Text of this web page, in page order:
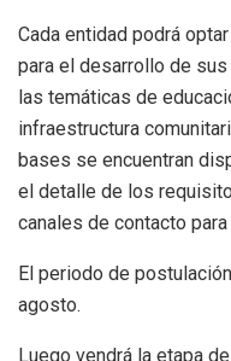
Cada entidad podrá
para el desarrollo de
las temáticas de
infraestructura
bases se encuentran
el detalle de los
canales de contacto
El periodo de
agosto.
Luego vendrá la etapa